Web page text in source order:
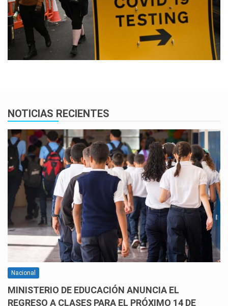
NOTICIAS RECIENTES
Nacional
MINISTERIO DE EDUCACIÓN ANUNCIA EL
REGRESO A CLASES PARA EL PRÓXIMO 14 DE